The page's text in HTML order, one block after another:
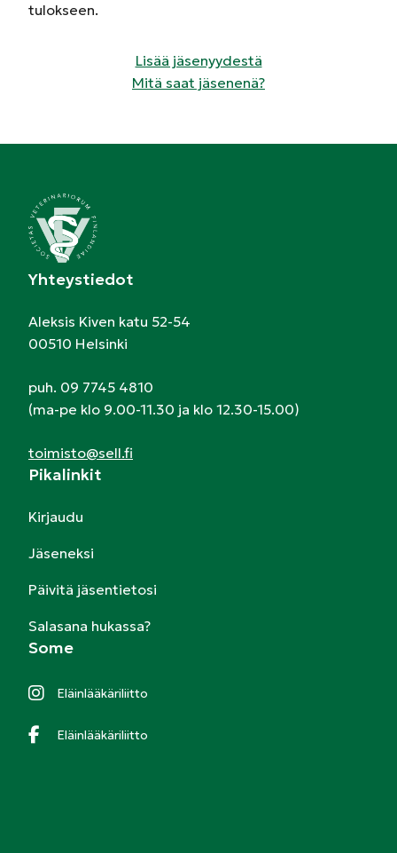
tulokseen.
Lisää jäsenyydestä
Mitä saat jäsenenä?
Yhteystiedot
Aleksis Kiven katu 52-54
00510 Helsinki
puh. 09 7745 4810
(ma-pe klo 9.00-11.30 ja klo 12.30-15.00)
toimisto@sell.fi
Pikalinkit
Kirjaudu
Jäseneksi
Päivitä jäsentietosi
Salasana hukassa?
Some
Eläinlääkäriliitto
Eläinlääkäriliitto